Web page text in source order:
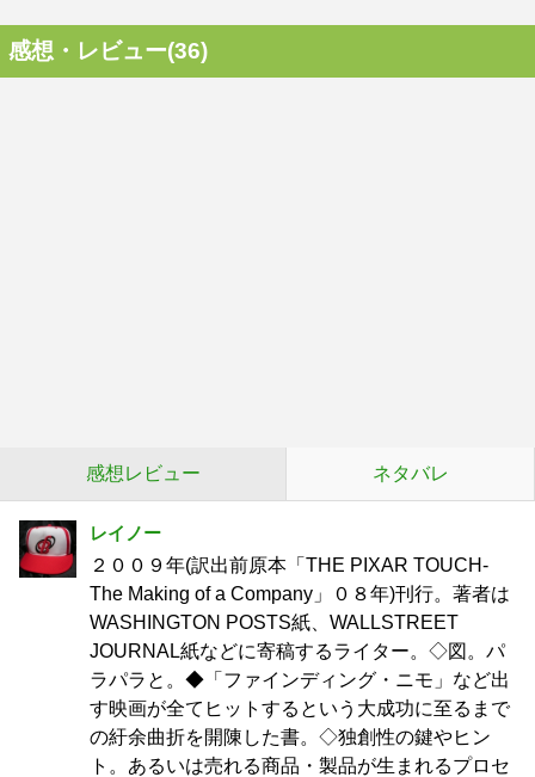
感想・レビュー(36)
感想レビュー ネタバレ
レイノー
２００９年(訳出前原本「THE PIXAR TOUCH-
The Making of a Company」０８年)刊行。著者は
WASHINGTON POSTS紙、WALLSTREET
JOURNAL紙などに寄稿するライター。◇図。パ
ラパラと。◆「ファインディング・ニモ」など出
す映画が全てヒットするという大成功に至るまで
の紆余曲折を開陳した書。◇独創性の鍵やヒン
ト。あるいは売れる商品・製品が生まれるプロセ